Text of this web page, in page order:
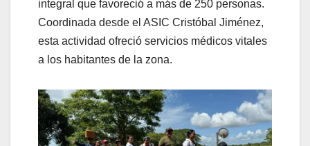
integral que favoreció a más de 250 personas.
Coordinada desde el ASIC Cristóbal Jiménez,
esta actividad ofreció servicios médicos vitales
a los habitantes de la zona.